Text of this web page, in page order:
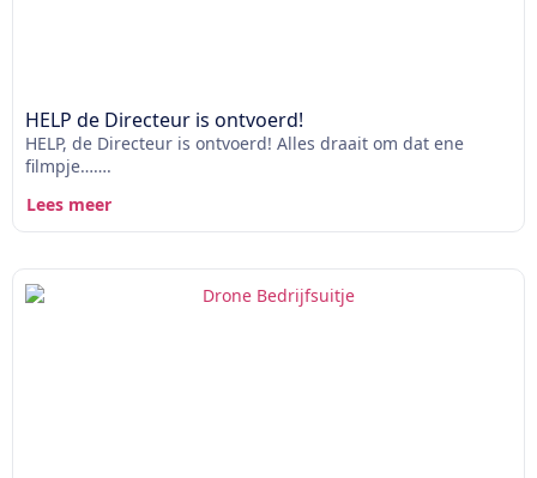
HELP de Directeur is ontvoerd!
HELP, de Directeur is ontvoerd! Alles draait om dat ene
filmpje…….
Lees meer